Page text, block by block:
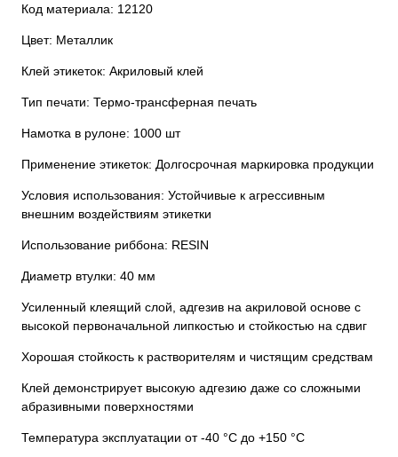
Код материала: 12120
Цвет: Металлик
Клей этикеток: Акриловый клей
Тип печати: Термо-трансферная печать
Намотка в рулоне: 1000 шт
Применение этикеток: Долгосрочная маркировка продукции
Условия использования: Устойчивые к агрессивным
внешним воздействиям этикетки
Использование риббона: RESIN
Диаметр втулки: 40 мм
Усиленный клеящий слой, адгезив на акриловой основе с
высокой первоначальной липкостью и стойкостью на сдвиг
Хорошая стойкость к растворителям и чистящим средствам
Клей демонстрирует высокую адгезию даже со сложными
абразивными поверхностями
Температура эксплуатации от -40 °C до +150 °C